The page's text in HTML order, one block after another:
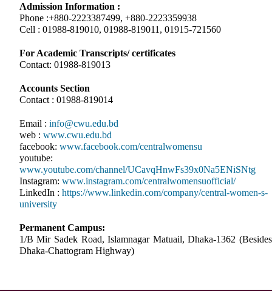
Admission Information :
Phone :+880-2223387499, +880-2223359938
Cell : 01988-819010, 01988-819011, 01915-721560
For Academic Transcripts/ certificates
Contact: 01988-819013
Accounts Section
Contact : 01988-819014
Email : info@cwu.edu.bd
web : www.cwu.edu.bd
facebook: www.facebook.com/centralwomensu
youtube:
www.youtube.com/channel/UCavqHnwFs39x0Na5ENiSNtg
Instagram: www.instagram.com/centralwomensuofficial/
LinkedIn : https://www.linkedin.com/company/central-women-s-
university
Permanent Campus:
1/B Mir Sadek Road, Islamnagar Matuail, Dhaka-1362 (Besides
Dhaka-Chattogram Highway)